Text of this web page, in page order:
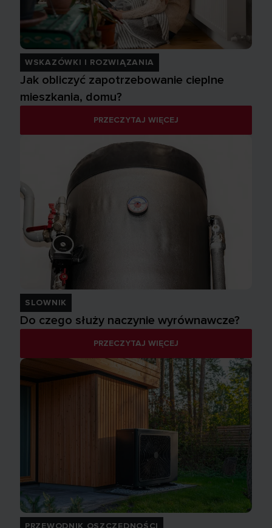
WSKAZÓWKI I ROZWIĄZANIA
Jak obliczyć zapotrzebowanie cieplne
mieszkania, domu?
PRZECZYTAJ WIĘCEJ
SLOWNIK
Do czego służy naczynie wyrównawcze?
PRZECZYTAJ WIĘCEJ
PRZEWODNIK OSZCZĘDNOŚCI